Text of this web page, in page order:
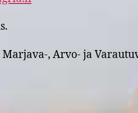
, Arvo- ja